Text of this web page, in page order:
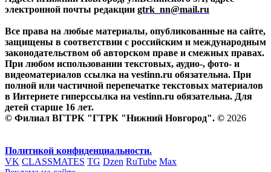
электронной почты редакции gtrk_nn@mail.ru
Все права на любые материалы, опубликованные на сайте,
защищены в соответствии с российским и международным
законодательством об авторском праве и смежных правах.
При любом использовании текстовых, аудио-, фото- и
видеоматериалов ссылка на vestinn.ru обязательна. При
полной или частичной перепечатке текстовых материалов
в Интернете гиперссылка на vestinn.ru обязательна. Для
детей старше 16 лет.
© Филиал ВГТРК "ГТРК "Нижний Новгород". © 2026
Политикой конфиденциальности.
VK CLASSMATES TG Dzen RuTube Max